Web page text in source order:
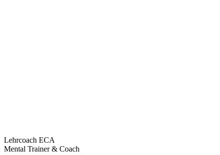
Lehrcoach ECA
Mental Trainer & Coach